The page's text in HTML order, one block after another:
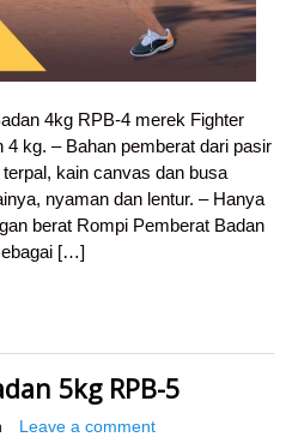
4kg RPB-4 merek Fighter
kg. – Bahan pemberat dari pasir
kain canvas dan busa
nyaman dan lentur. – Hanya
berat Rompi Pemberat Badan
[…]
5kg RPB-5
Leave a comment